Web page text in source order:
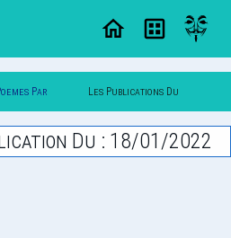
Par Les Publications Du
18/01/2022
Du : 18/01/2022